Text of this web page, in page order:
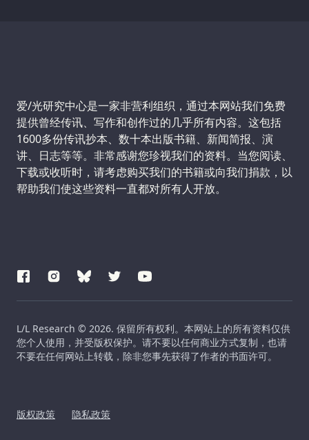
Support us:
爱/光研究中心是一家非营利组织，通过本网站我们免费
提供曾经传讯、写作和创作过的几乎所有内容。这包括
1600多份传讯抄本、数十本出版书籍、新闻简报、演
讲、日志等等。非常感谢您珍视我们的资料。当您阅读、
下载或收听时，请考虑购买我们的书籍或向我们捐款，以
帮助我们使这些资料一直都对所有人开放。
L/L Research © 2026. 保留所有权利。本网站上的所有资料仅供
您个人使用，并受版权保护。请不要以任何商业方式复制，也请
不要在任何网站上转载，除非您事先获得了作者的书面许可。
版权政策 隐私政策